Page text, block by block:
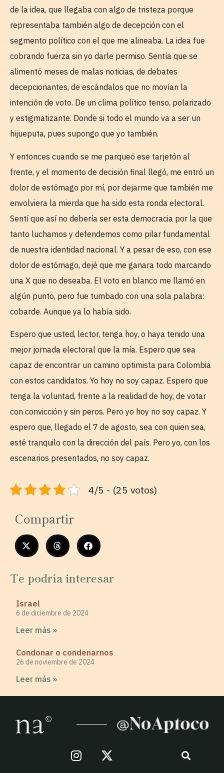
de la idea, que llegaba con algo de tristeza porque
representaba también algo de decepción con el
segmento político con el que me alineaba. La idea fue
cobrando fuerza sin yo darle permiso. Sentía que se
alimentó meses de malas noticias, de debates
decepcionantes, de escándalos que no movían la
intención de voto. De un clima político tenso, polarizado
y estigmatizante. Donde si todo el mundo va a ser un
hijueputa, pues supongo que yo también.
Y entonces cuando se me parqueó ese tarjetón al
frente, y el momento de decisión final llegó, me entró un
dolor de estómago por mí, por dejarme que también me
envolviera la mierda que ha sido esta ronda electoral.
Sentí que así no debería ser esta democracia por la que
tanto luchamos y defendemos como pilar fundamental
de nuestra identidad nacional. Y a pesar de eso, con ese
dolor de estómago, dejé que me ganara todo marcando
una X que no deseaba. El voto en blanco me llamó en
algún punto, pero fue tumbado con una sola palabra:
cobarde. Aunque ya lo había sido.
Espero que usted, lector, tenga hoy, o haya tenido una
mejor jornada electoral que la mía. Espero que sea
capaz de encontrar un camino optimista para Colombia
con estos candidatos. Yo hoy no soy capaz. Espero que
tenga la voluntad, frente a la realidad de hoy, de votar
con convicción y sin peros. Pero yo hoy no soy capaz. Y
espero que, llegado el 7 de agosto, sea con quien sea,
esté tranquilo con la dirección del país. Pero yo, con los
escenarios presentados, no soy capaz.
4/5 - (25 votos)
Compartir
Te podría interesar
Israel
6 de diciembre de 2024
Leer más »
Condonar o condenarnos
26 de noviembre de 2024
Leer más »